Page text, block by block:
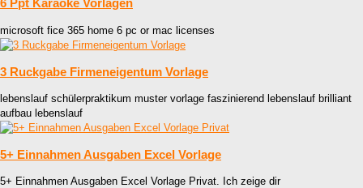
6 Ppt Karaoke Vorlagen
microsoft fice 365 home 6 pc or mac licenses
3 Ruckgabe Firmeneigentum Vorlage
lebenslauf schülerpraktikum muster vorlage faszinierend lebenslauf brilliant
aufbau lebenslauf
5+ Einnahmen Ausgaben Excel Vorlage
5+ Einnahmen Ausgaben Excel Vorlage Privat. Ich zeige dir